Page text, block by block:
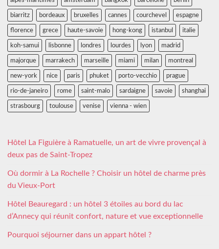
biarritz bordeaux bruxelles cannes courchevel espagne
florence grece haute-savoie hong-kong istanbul italie
koh-samui lisbonne londres lourdes lyon madrid
majorque marrakech marseille miami milan montreal
new-york nice paris phuket porto-vecchio prague
rio-de-janeiro rome saint-malo sardaigne savoie shanghai
strasbourg toulouse venise vienna - wien
Hôtel La Figuière à Ramatuelle, un art de vivre provençal à
deux pas de Saint-Tropez
Où dormir à La Rochelle ? Choisir un hôtel de charme près
du Vieux-Port
Hôtel Beauregard : un hôtel 3 étoiles au bord du lac
d’Annecy qui réunit confort, nature et vue exceptionnelle
Pourquoi séjourner dans un appart hôtel ?